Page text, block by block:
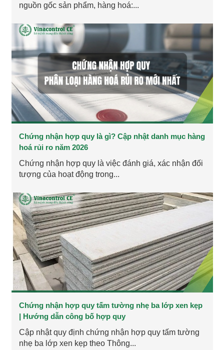
nguồn gốc sản phẩm, hàng hoá:...
Chứng nhận hợp quy là gì? Cập nhật danh mục hàng
hoá rủi ro năm 2026
Chứng nhận hợp quy là việc đánh giá, xác nhận đối
tượng của hoạt động trong...
Chứng nhận hợp quy tấm tường nhẹ ba lớp xen kẹp
| Hướng dẫn công bố hợp quy
Cập nhật quy định chứng nhận hợp quy tấm tường
nhẹ ba lớp xen kẹp theo Thông...